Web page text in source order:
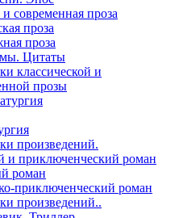
современная проза
проза
проза
Цитаты
классической и
прозы
произведений.
и приключенческий роман
роман
приключенческий роман
произведений..